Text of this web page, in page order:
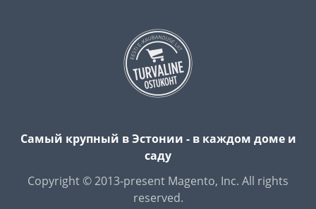
Самый крупный в Эстонии - в каждом доме и
саду
Copyright © 2013-present Magento, Inc. All rights
reserved.